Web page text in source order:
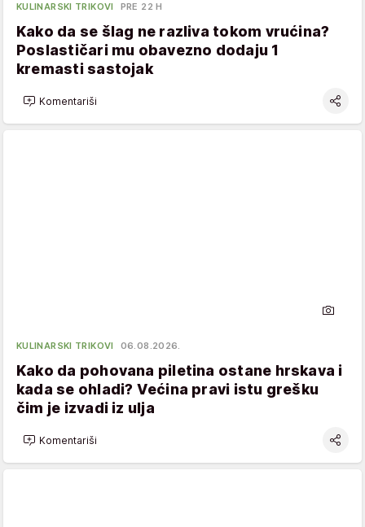
KULINARSKI TRIKOVI PRE 22 H
Kako da se šlag ne razliva tokom vrućina?
Poslastičari mu obavezno dodaju 1
kremasti sastojak
Komentariši
KULINARSKI TRIKOVI 06.08.2026.
Kako da pohovana piletina ostane hrskava i
kada se ohladi? Većina pravi istu grešku
čim je izvadi iz ulja
Komentariši